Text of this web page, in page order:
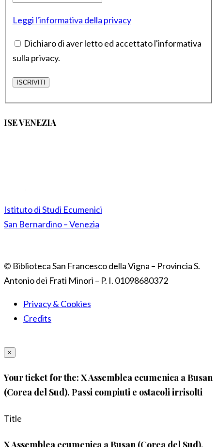
Leggi l'informativa della privacy
Dichiaro di aver letto ed accettato l'informativa
sulla privacy.
ISE VENEZIA
Istituto di Studi Ecumenici
San Bernardino – Venezia
© Biblioteca San Francesco della Vigna – Provincia S.
Antonio dei Frati Minori – P. I. 01098680372
Privacy & Cookies
Credits
×
Your ticket for the: X Assemblea ecumenica a Busan
(Corea del Sud). Passi compiuti e ostacoli irrisolti
Title
X Assemblea ecumenica a Busan (Corea del Sud).